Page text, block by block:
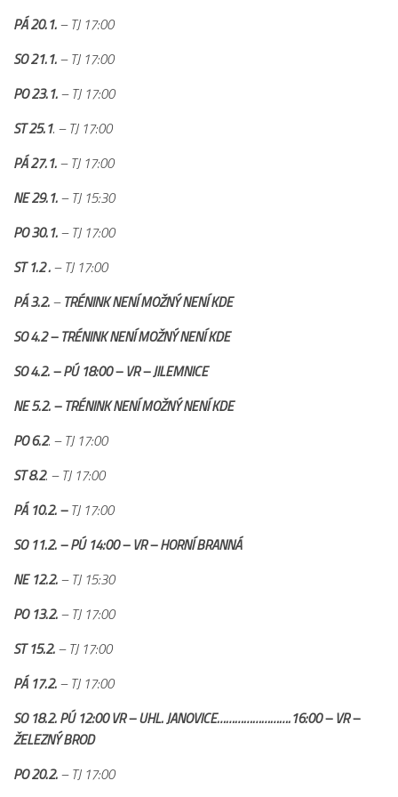
Dokumenty
Aktuality
Realizační tým
Historie
Zápasy 2025/26
Zápasy 2024/25
2023/24
2020/21
2019/20
2018/19
2016/17
Vzkazy
B tým
Zápasy MB 2026/27
Hráči
Realizační tým
Historie MB
PÁ 20.1.– TJ 17:00
SO 21.1.– TJ 17:00
PO 23.1.– TJ 17:00
ST25.1. – TJ 17:00
PÁ 27.1.– TJ 17:00
NE 29.1.– TJ 15:30
PO 30.1.– TJ 17:00
ST 1.2 .– TJ 17:00
PÁ 3.2.–TRÉNINK NENÍ MOŽNÝ NENÍ KDE
SO 4.2 – TRÉNINK NENÍ MOŽNÝ NENÍ KDE
SO 4.2. – PÚ 18:00 – VR – JILEMNICE
NE 5.2. – TRÉNINK NENÍ MOŽNÝ NENÍ KDE
PO 6.2. – TJ 17:00
ST 8.2. – TJ 17:00
PÁ 10.2. –TJ 17:00
SO 11.2. – PÚ 14:00 – VR – HORNÍ BRANNÁ
NE 12.2.– TJ 15:30
PO 13.2.– TJ 17:00
ST 15.2.– TJ 17:00
PÁ 17.2.– TJ 17:00
SO 18.2. PÚ 12:00 VR – UHL. JANOVICE…………………….16:00 – VR –
ŽELEZNÝ BROD
PO 20.2.– TJ 17:00